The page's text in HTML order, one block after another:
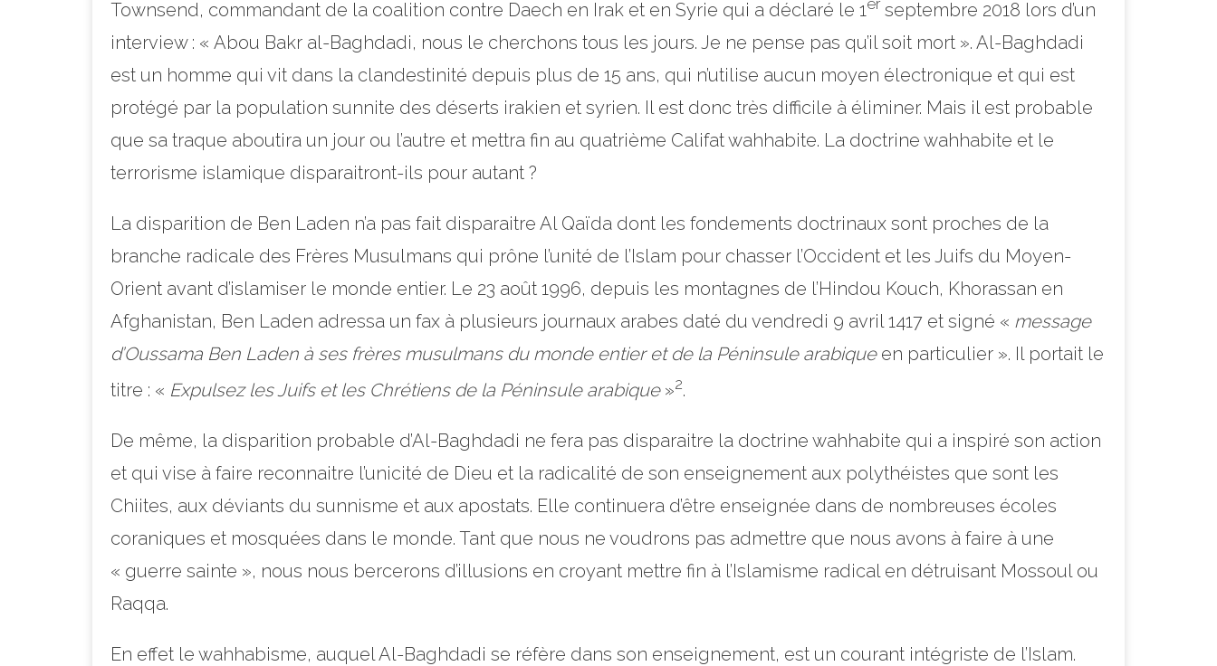
Townsend, commandant de la coalition contre Daech en Irak et en Syrie qui a déclaré le 1er septembre 2018 lors d’un
interview : « Abou Bakr al-Baghdadi, nous le cherchons tous les jours. Je ne pense pas qu’il soit mort ». Al-Baghdadi
est un homme qui vit dans la clandestinité depuis plus de 15 ans, qui n’utilise aucun moyen électronique et qui est
protégé par la population sunnite des déserts irakien et syrien. Il est donc très difficile à éliminer. Mais il est probable
que sa traque aboutira un jour ou l’autre et mettra fin au quatrième Califat wahhabite. La doctrine wahhabite et le
terrorisme islamique disparaitront-ils pour autant ?
La disparition de Ben Laden n’a pas fait disparaitre Al Qaïda dont les fondements doctrinaux sont proches de la
branche radicale des Frères Musulmans qui prône l’unité de l’Islam pour chasser l’Occident et les Juifs du Moyen-
Orient avant d’islamiser le monde entier. Le 23 août 1996, depuis les montagnes de l’Hindou Kouch, Khorassan en
Afghanistan, Ben Laden adressa un fax à plusieurs journaux arabes daté du vendredi 9 avril 1417 et signé « message
d’Oussama Ben Laden à ses frères musulmans du monde entier et de la Péninsule arabiqueen particulier ». Il portait le
titre : « Expulsez les Juifs et les Chrétiens de la Péninsule arabique »2.
De même, la disparition probable d’Al-Baghdadi ne fera pas disparaitre la doctrine wahhabite qui a inspiré son action
et qui vise à faire reconnaitre l’unicité de Dieu et la radicalité de son enseignement aux polythéistes que sont les
Chiites, aux déviants du sunnisme et aux apostats. Elle continuera d’être enseignée dans de nombreuses écoles
coraniques et mosquées dans le monde. Tant que nous ne voudrons pas admettre que nous avons à faire à une
« guerre sainte », nous nous bercerons d’illusions en croyant mettre fin à l’Islamisme radical en détruisant Mossoul ou
Raqqa.
En effet le wahhabisme, auquel Al-Baghdadi se réfère dans son enseignement, est un courant intégriste de l’Islam.